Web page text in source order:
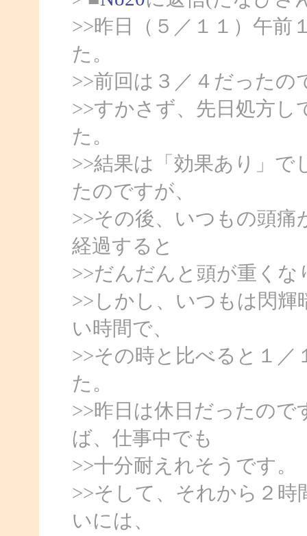
>>昨日（５／１１）午前
た。
>>前回は３／４だったの
>>すかさず、先日処方
た。
>>結果は「効果あり」で
たのですが、
>>その後、いつもの頭痛
経過すると
>>だんだんと頭が重く
>>しかし、いつもは閃
い時間で、
>>その時と比べると１
た。
>>昨日は休日だったの
ば、仕事中でも
>>十分耐えれそうです。
>>そして、それから２時
いには、